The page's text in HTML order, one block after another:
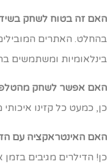
זה בטוח לשחק
האתרים
ומשתמשים
אפשר לשחק
כמעט כל קזינו איכותי
האינטראקציה עם
הדילרים מגיבים